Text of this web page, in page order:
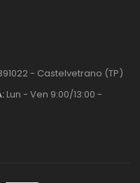
91022 - Castelvetrano (TP)
Lun - Ven 9:00/13:00 -